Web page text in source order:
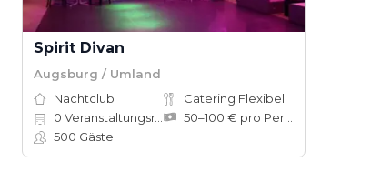
Spirit Divan
Augsburg / Umland
Nachtclub
Catering Flexibel
0 Veranstaltungsräume
500 Gäste